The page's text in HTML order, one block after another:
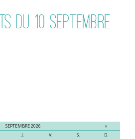
du 10 septembre
SEPTEMBRE 2026
»
J. V. S. D.